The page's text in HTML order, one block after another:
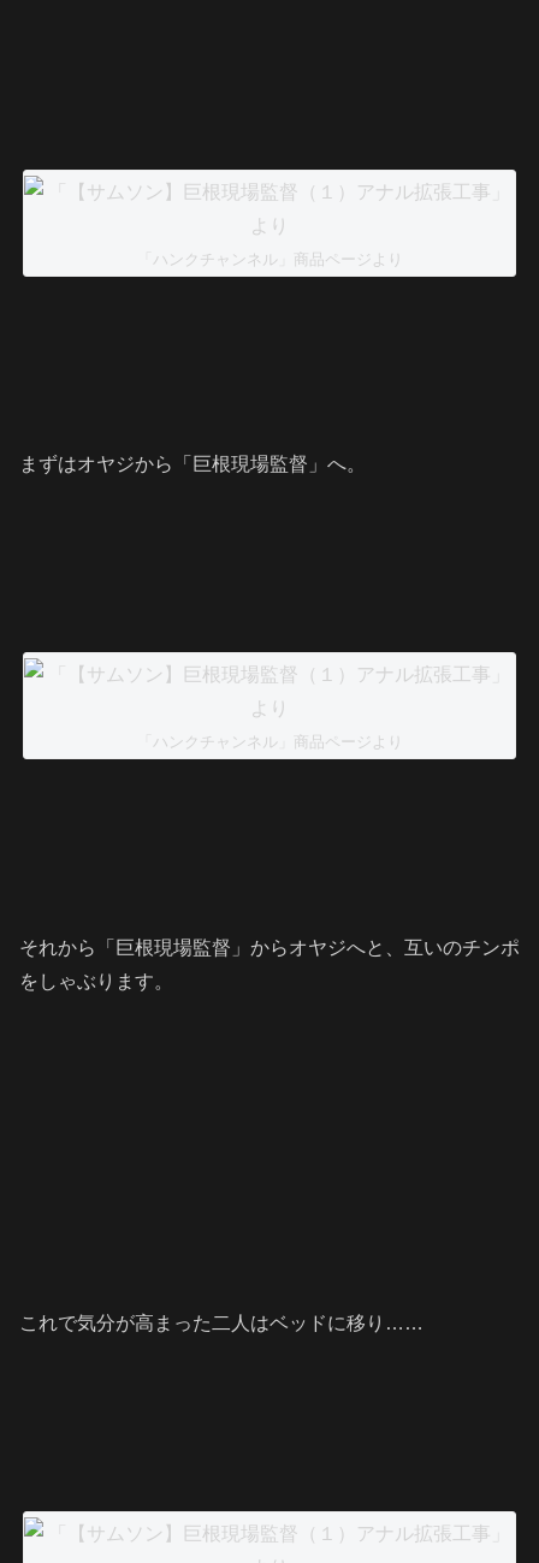
「ハンクチャンネル」商品ページより
まずはオヤジから「巨根現場監督」へ。
「ハンクチャンネル」商品ページより
それから「巨根現場監督」からオヤジへと、互いのチンポ
をしゃぶります。
これで気分が高まった二人はベッドに移り……